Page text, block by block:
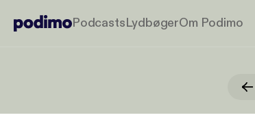
PodcastsLydbøgerOm Podimo